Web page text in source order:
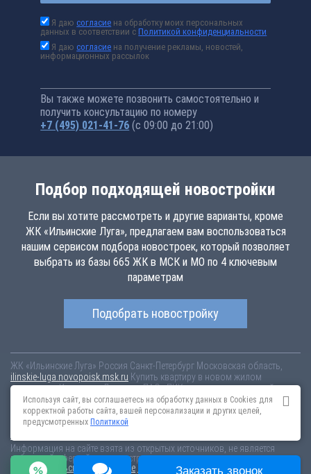
Я даюсогласие на обработку моих персональных
данных в соответствии сПолитикой конфиденциальности
Я даюсогласие на получение рекламы, новостей,
информационных рассылок
Вы также можете позвонить самостоятельно и
получить консультацию по номеру
+7 (495) 021-41-76 (с 09:00 до 21:00)
Подбор подходящей новостройки
Если вы хотите рассмотреть и другие варианты, кроме
ЖК «Ильинские Луга», предлагаем вам воспользоваться
нашим сервисом подбора новостроек, который позволяет
выбрать из базы 665 ЖК в МСК и МО по 4 ключевым
параметрам
Подобрать новостройку
ЖК «Ильинские Луга» Россия Санкт-Петербург Московская область,
ilinskie-luga.novopoisk.msk.ru Купить квартиру в новом жилом
комплексе «Ильинские Луга» от «ПАО «ПИК-специализированный
застройщик»» район Красногорск. Квартиры различных планировок от
6.86 млн рублей!
Информация на сайте взята из открытых источников, не является
публичной офертой и распространяется для ознакомления.
Пользовательское соглашение
Соглашение о размещении
Используя сайт, вы соглашаетесь на обработку данных в Cookies для
корректной работы сайта, вашей персонализации и других целей,
предусмотренных Политикой
Заказать звонок